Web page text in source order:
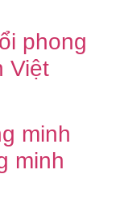
phong
Việt
minh
minh